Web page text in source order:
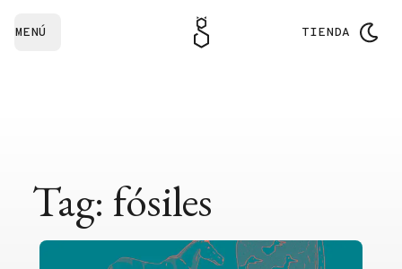
MENÚ TIENDA
Tag: fósiles